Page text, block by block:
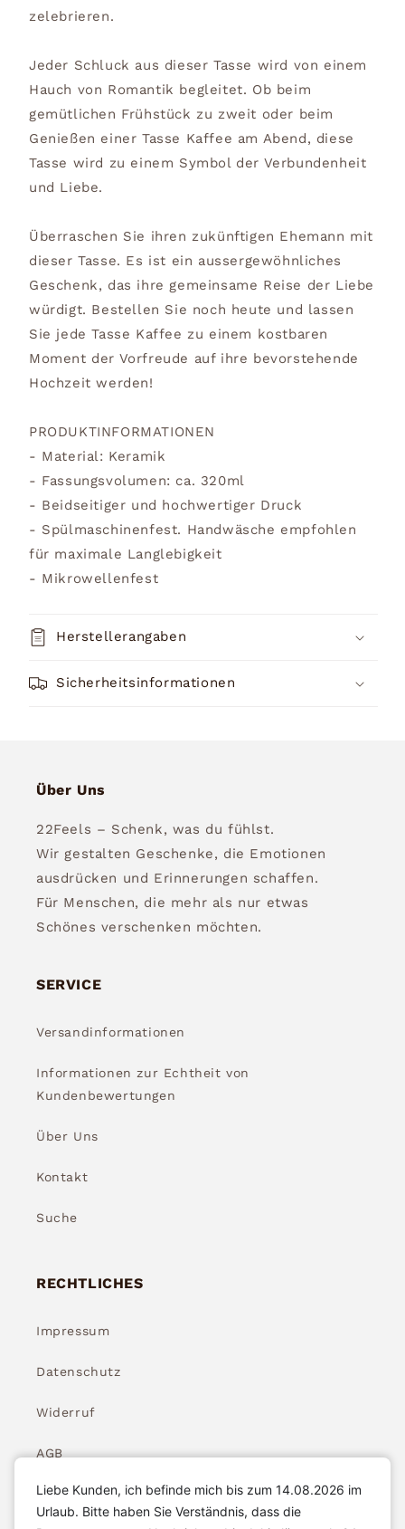
zelebrieren.
Jeder Schluck aus dieser Tasse wird von einem
Hauch von Romantik begleitet. Ob beim
gemütlichen Frühstück zu zweit oder beim
Genießen einer Tasse Kaffee am Abend, diese
Tasse wird zu einem Symbol der Verbundenheit
und Liebe.
Überraschen Sie ihren zukünftigen Ehemann mit
dieser Tasse. Es ist ein aussergewöhnliches
Geschenk, das ihre gemeinsame Reise der Liebe
würdigt. Bestellen Sie noch heute und lassen
Sie jede Tasse Kaffee zu einem kostbaren
Moment der Vorfreude auf ihre bevorstehende
Hochzeit werden!
PRODUKTINFORMATIONEN
- Material: Keramik
- Fassungsvolumen: ca. 320ml
- Beidseitiger und hochwertiger Druck
- Spülmaschinenfest. Handwäsche empfohlen
für maximale Langlebigkeit
- Mikrowellenfest
Herstellerangaben
Sicherheitsinformationen
Über Uns
22Feels – Schenk, was du fühlst.
Wir gestalten Geschenke, die Emotionen
ausdrücken und Erinnerungen schaffen.
Für Menschen, die mehr als nur etwas
Schönes verschenken möchten.
SERVICE
Versandinformationen
Informationen zur Echtheit von
Kundenbewertungen
Über Uns
Kontakt
Suche
RECHTLICHES
Impressum
Datenschutz
Widerruf
AGB
Widerrufsbelehrung
Liebe Kunden, ich befinde mich bis zum 14.08.2026 im
Urlaub. Bitte haben Sie Verständnis, dass die